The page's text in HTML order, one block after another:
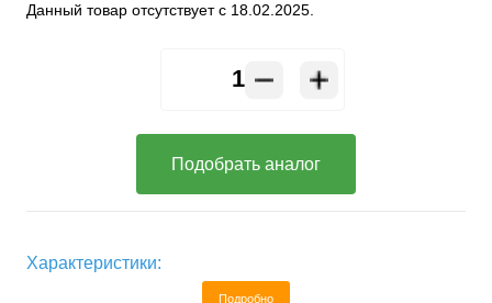
Данный товар отсутствует с 18.02.2025.
Подобрать аналог
Характеристики:
Подробно